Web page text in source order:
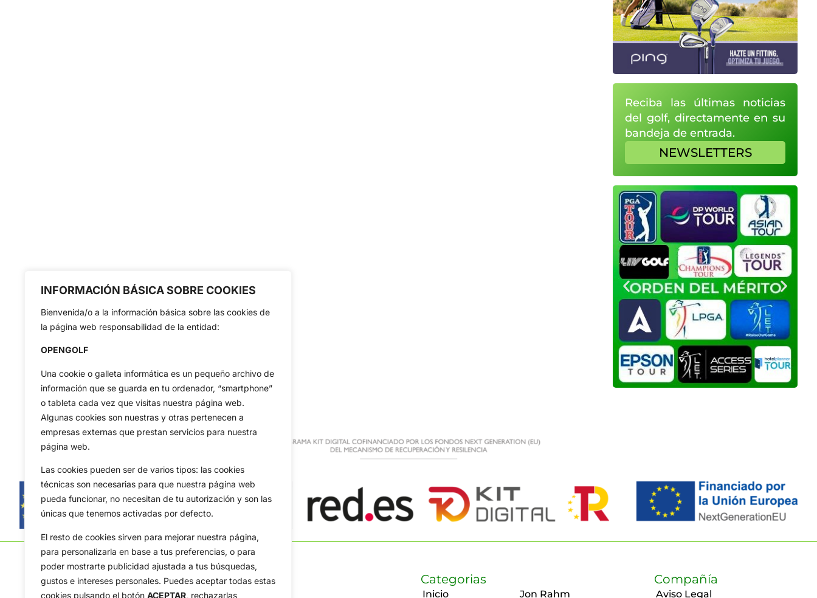
INFORMACIÓN BÁSICA SOBRE COOKIES
Bienvenida/o a la información básica sobre las cookies de
la página web responsabilidad de la entidad:
OPENGOLF
Una cookie o galleta informática es un pequeño archivo de
información que se guarda en tu ordenador, “smartphone”
o tableta cada vez que visitas nuestra página web.
Algunas cookies son nuestras y otras pertenecen a
empresas externas que prestan servicios para nuestra
página web.
Las cookies pueden ser de varios tipos: las cookies
técnicas son necesarias para que nuestra página web
pueda funcionar, no necesitan de tu autorización y son las
únicas que tenemos activadas por defecto.
El resto de cookies sirven para mejorar nuestra página,
para personalizarla en base a tus preferencias, o para
poder mostrarte publicidad ajustada a tus búsquedas,
gustos e intereses personales. Puedes aceptar todas estas
cookies pulsando el botón ACEPTAR, rechazarlas
Reciba las últimas noticias
del golf, directamente en su
bandeja de entrada.
NEWSLETTERS
Categorias
Inicio Jon Rahm
Compañía
Aviso Legal